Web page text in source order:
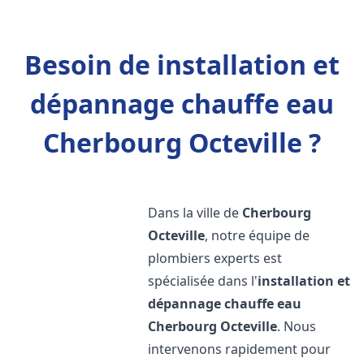
Besoin de installation et
dépannage chauffe eau
Cherbourg Octeville ?
Dans la ville de Cherbourg
Octeville, notre équipe de
plombiers experts est
spécialisée dans l'installation et
dépannage chauffe eau
Cherbourg Octeville. Nous
intervenons rapidement pour